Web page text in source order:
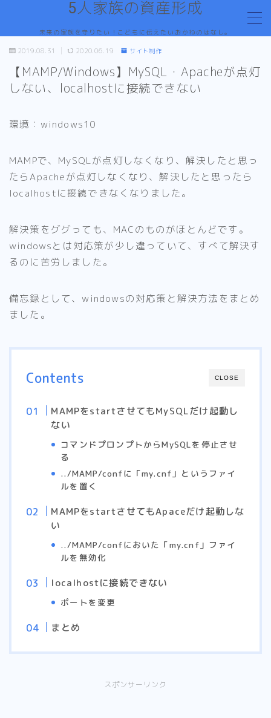
5人家族の資産形成
未来の家族を守りたい！こどもに伝えたいおかねのはなし。
お問い合わせ
デモプリセット記事 #1
デモプリセット記事 #1
プライバシーポリシー
プロフィール
利用規約／特定商取引法に基づく表記
有料記事の決済完了ページ
特定商取引法に基づく表記
2019.08.31 2020.06.19 サイト制作
【MAMP/Windows】MySQL・Apacheが点灯
しない、localhostに接続できない
環境：windows10
MAMPで、MySQLが点灯しなくなり、解決したと思っ
たらApacheが点灯しなくなり、解決したと思ったら
localhostに接続できなくなりました。
解決策をググっても、MACのものがほとんどです。
windowsとは対応策が少し違っていて、すべて解決す
るのに苦労しました。
備忘録として、windowsの対応策と解決方法をまとめ
ました。
CLOSE
Contents
MAMPをstartさせてもMySQLだけ起動し
ない
コマンドプロンプトからMySQLを停止させ
る
../MAMP/confに「my.cnf」というファイ
ルを置く
MAMPをstartさせてもApaceだけ起動しな
い
../MAMP/confにおいた「my.cnf」ファイ
ルを無効化
localhostに接続できない
ポートを変更
まとめ
スポンサーリンク